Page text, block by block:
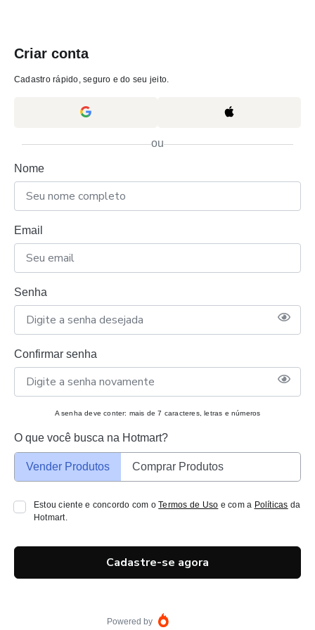
Criar conta
Cadastro rápido, seguro e do seu jeito.
ou
Nome
Email
Senha
Confirmar senha
A senha deve conter: mais de 7 caracteres, letras e números
O que você busca na Hotmart?
Vender Produtos Comprar Produtos
Estou ciente e concordo com oTermos de Uso e com a Políticas da
Hotmart.
Cadastre-se agora
Powered by